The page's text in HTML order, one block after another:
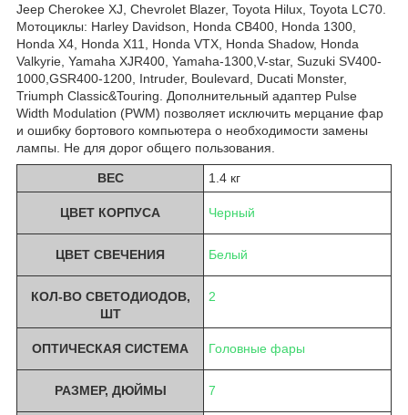
Jeep Cherokee XJ, Chevrolet Blazer, Toyota Hilux, Toyota LC70.
Мотоциклы: Harley Davidson, Honda CB400, Honda 1300,
Honda X4, Honda X11, Honda VTX, Honda Shadow, Honda
Valkyrie, Yamaha XJR400, Yamaha-1300,V-star, Suzuki SV400-
1000,GSR400-1200, Intruder, Boulevard, Ducati Monster,
Triumph Classic&Touring. Дополнительный адаптер Pulse
Width Modulation (PWM) позволяет исключить мерцание фар
и ошибку бортового компьютера о необходимости замены
лампы. Не для дорог общего пользования.
ВЕС 1.4 кг
ЦВЕТ КОРПУСА Черный
ЦВЕТ СВЕЧЕНИЯ Белый
КОЛ-ВО СВЕТОДИОДОВ,
ШТ
2
ОПТИЧЕСКАЯ СИСТЕМА Головные фары
РАЗМЕР, ДЮЙМЫ 7